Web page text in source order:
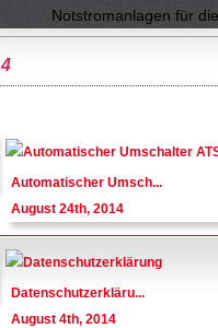
Notstromanlagen für
Automatischer Umsch...
August 24th, 2014
Datenschutzerkläru...
August 4th, 2014